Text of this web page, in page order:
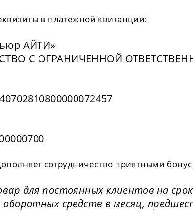
в платежной квитанции:
АЙТИ»
С ОГРАНИЧЕННОЙ
сотрудничество приятными
для постоянных клиентов на
средств в месяц,